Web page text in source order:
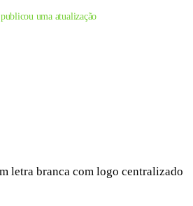
publicou uma atualização